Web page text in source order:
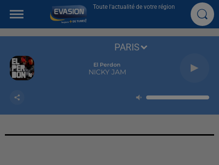
Toute l'actualité de votre région
El Perdon
NICKY JAM
PARIS